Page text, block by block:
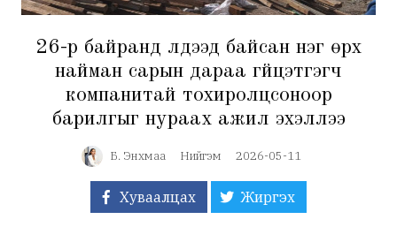
26-р байранд үлдээд байсан нэг өрх
найман сарын дараа гүйцэтгэгч
компанитай тохиролцсоноор
барилгыг нураах ажил эхэллээ
Б. Энхмаа Нийгэм 2026-05-11
Хуваалцах Жиргэх